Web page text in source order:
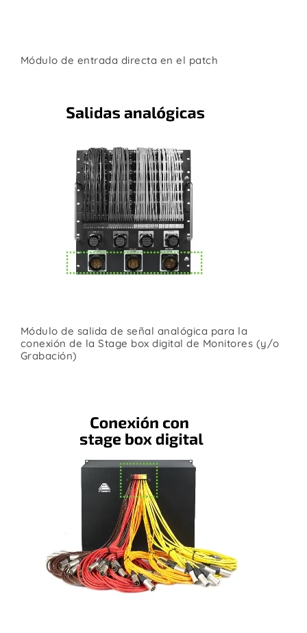
Módulo de entrada directa en el patch
Módulo de salida de señal analógica para la
conexión de la Stage box digital de Monitores (y/o
Grabación)